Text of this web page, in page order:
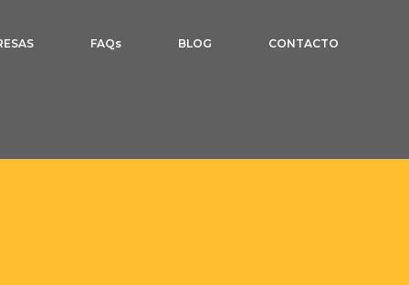
FAQs BLOG CONTACTO